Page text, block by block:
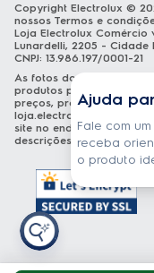
Ajuda
Fale com
receba
o produto
Copyright Electrolux ©
nossos Termos e
Loja Electrolux Comércio
Lunardelli, 2205 - Cidade
CNPJ: 13.986.197/0001-21
As fotos dos produtos
produtos publicados está
preços, promoções e
loja.electrolux.com.br
site no endereço
descrições estão